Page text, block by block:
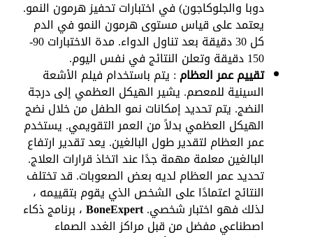
دوبا والجلوكاجون) في اختبارات تحفيز هرمون النمو.
يعتمد على قياس مستوى هرمون النمو في الدم
كل 30 دقيقة بعد تناول الدواء. مدة الاختبارات 90-
150 دقيقة وتعلن النتائج في نفس اليوم.
تقييم عمر العظام : يتم باستخدام فيلم الأشعة
السينية للمعصم. يشير الهيكل العظمي إلى درجة
النضج. يتم تحديد إمكانات نمو الطفل من خلال نضج
الهيكل العظمي بدلاً من العمر التقويمي. يستخدم
عمر العظام لتقدير طول البالغين. يعد تقدير ارتفاع
البالغين معلمة مهمة جدًا عند اتخاذ قرارات العلاج.
تحديد عمر العظام لديه بعض الصعوبات. قد تختلف
النتائج اعتمادًا على الشخص الذي يقوم بتقييمه ،
لذلك فهو اختبار شخصي.BoneExpert، برنامج ذكاء
اصطناعي مفضل من قبل مراكز الغدد الصماء